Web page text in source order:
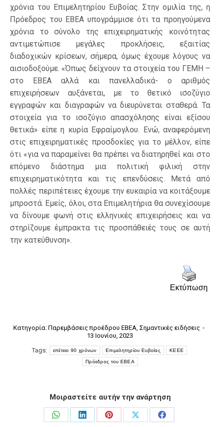
χρόνια του Επιμελητηρίου Ευβοίας. Στην ομιλία της, η
Πρόεδρος του ΕΒΕΑ υπογράμμισε ότι τα προηγούμενα
χρόνια το σύνολο της επιχειρηματικής κοινότητας
αντιμετώπισε μεγάλες προκλήσεις, εξαιτίας
διαδοχικών κρίσεων, σήμερα, όμως έχουμε λόγους να
αισιοδοξούμε. «Όπως δείχνουν τα στοιχεία του ΓΕΜΗ –
στο ΕΒΕΑ αλλά και πανελλαδικά- ο αριθμός
επιχειρήσεων αυξάνεται, με το θετικό ισοζύγιο
εγγραφών και διαγραφών να διευρύνεται σταθερά. Τα
στοιχεία για το ισοζύγιο απασχόλησης είναι εξίσου
θετικά» είπε η κυρία Εφραίμογλου. Ενώ, αναφερόμενη
στις επιχειρηματικές προσδοκίες για το μέλλον, είπε
ότι «για να παραμείνει θα πρέπει να διατηρηθεί και στο
επόμενο διάστημα μια πολιτική φιλική στην
επιχειρηματικότητα και τις επενδύσεις. Μετά από
πολλές περιπέτειες έχουμε την ευκαιρία να κοιτάξουμε
μπροστά. Εμείς, όλοι, στα Επιμελητήρια θα συνεχίσουμε
να δίνουμε φωνή στις ελληνικές επιχειρήσεις και να
στηρίζουμε έμπρακτα τις προσπάθειές τους σε αυτή
την κατεύθυνση».
Εκτύπωση
Κατηγορία: Παρεμβάσεις προέδρου ΕΒΕΑ, Σημαντικές ειδήσεις
13 Ιουνίου, 2023
Tags:
επέτειο 90 χρόνων Επιμελητηρίου Ευβοίας ΚΕΕΕ
Πρόεδρος του ΕΒΕΑ
Μοιραστείτε αυτήν την ανάρτηση
Share
Share
Share
Share
Share